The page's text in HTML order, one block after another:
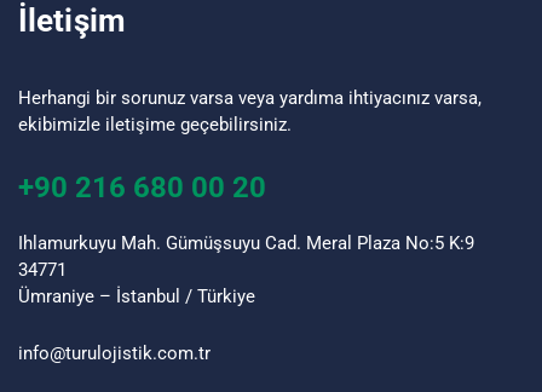
İletişim
Herhangi bir sorunuz varsa veya yardıma ihtiyacınız varsa,
ekibimizle iletişime geçebilirsiniz.
+90 216 680 00 20
Ihlamurkuyu Mah. Gümüşsuyu Cad. Meral Plaza No:5 K:9
34771
Ümraniye – İstanbul / Türkiye
info@turu lojistik.com.tr